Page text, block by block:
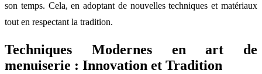
son temps. Cela, en adoptant de nouvelles techniques et matériaux
tout en respectant la tradition.
Techniques Modernes en art de
menuiserie : Innovation et Tradition